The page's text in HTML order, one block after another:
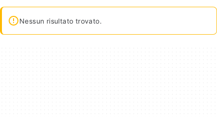
Nessun risultato trovato.